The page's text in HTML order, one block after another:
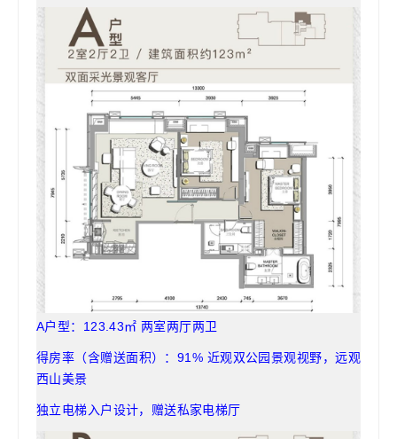
A户型：123.43㎡ 两室两厅两卫
得房率（含赠送面积）：91% 近观双公园景观视野，远观
西山美景
独立电梯入户设计，赠送私家电梯厅